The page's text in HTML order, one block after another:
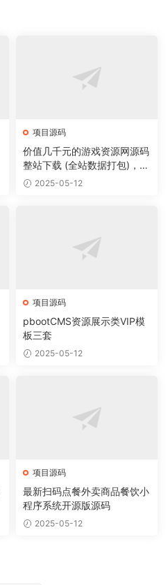
项目源码
价值几千元的游戏资源网源码
整站下载 (全站数据打包)，数
据里面有200多个宝贝。
2025-05-12
项目源码
pbootCMS资源展示类VIP模
板三套
2025-05-12
项目源码
最新扫码点餐外卖商品餐饮小
程序系统开源版源码
2025-05-12